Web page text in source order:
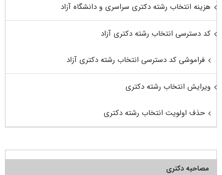
هزینه انتخاب رشته دکتری سراسری و دانشگاه آزاد
کد دسترسی انتخاب رشته دکتری آزاد
فراموشی کد دسترسی انتخاب رشته دکتری آزاد
ویرایش انتخاب رشته دکتری
حذف اولویت انتخاب رشته دکتری
مصاحبه دکتری